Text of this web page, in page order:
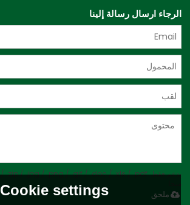
الرجاء ارسال رسالة إلينا
ملحق Cookie settings